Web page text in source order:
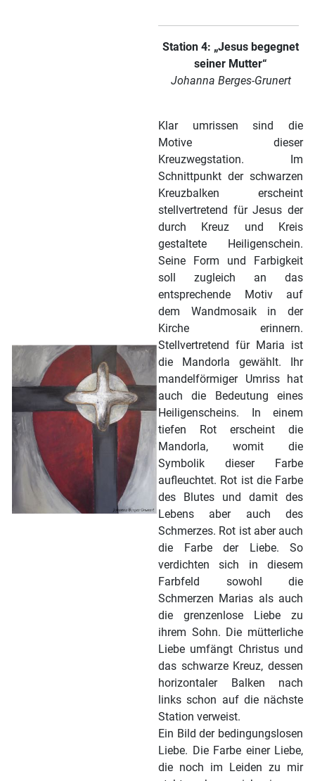
Station 4: „Jesus begegnet
seiner Mutter“
Johanna Berges-Grunert
Klar umrissen sind die
Motive dieser
Kreuzwegstation. Im
Schnittpunkt der schwarzen
Kreuzbalken erscheint
stellvertretend für Jesus der
durch Kreuz und Kreis
gestaltete Heiligenschein.
Seine Form und Farbigkeit
soll zugleich an das
entsprechende Motiv auf
dem Wandmosaik in der
Kirche erinnern.
Stellvertretend für Maria ist
die Mandorla gewählt. Ihr
mandelförmiger Umriss hat
auch die Bedeutung eines
Heiligenscheins. In einem
tiefen Rot erscheint die
Mandorla, womit die
Symbolik dieser Farbe
aufleuchtet. Rot ist die Farbe
des Blutes und damit des
Lebens aber auch des
Schmerzes. Rot ist aber auch
die Farbe der Liebe. So
verdichten sich in diesem
Farbfeld sowohl die
Schmerzen Marias als auch
die grenzenlose Liebe zu
ihrem Sohn. Die mütterliche
Liebe umfängt Christus und
das schwarze Kreuz, dessen
horizontaler Balken nach
links schon auf die nächste
Station verweist.
Ein Bild der bedingungslosen
Liebe. Die Farbe einer Liebe,
die noch im Leiden zu mir